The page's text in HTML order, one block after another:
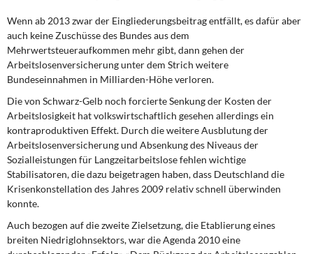
Wenn ab 2013 zwarder Eingliederungsbeitrag entfällt, es dafür aber
auch keine Zuschüsse des Bundes aus dem
Mehrwertsteueraufkommen mehr gibt, dann gehen der
Arbeitslosenversicherung unter dem Strich weitere
Bundeseinnahmen in Milliarden-Höhe verloren.
Die von Schwarz-Gelb noch forcierteSenkung der Kosten der
Arbeitslosigkeit hat volkswirtschaftlich gesehen allerdings ein
kontraproduktiven Effekt. Durch die weitere Ausblutung der
Arbeitslosenversicherung und Absenkung des Niveaus der
Sozialleistungen für Langzeitarbeitslose fehlen wichtige
Stabilisatoren, die dazu beigetragen haben, dass Deutschland die
Krisenkonstellation des Jahres 2009 relativ schnell überwinden
konnte.
Auch bezogen auf die zweite Zielsetzung, die Etablierung eines
breiten Niedriglohnsektors, war die Agenda 2010 eine